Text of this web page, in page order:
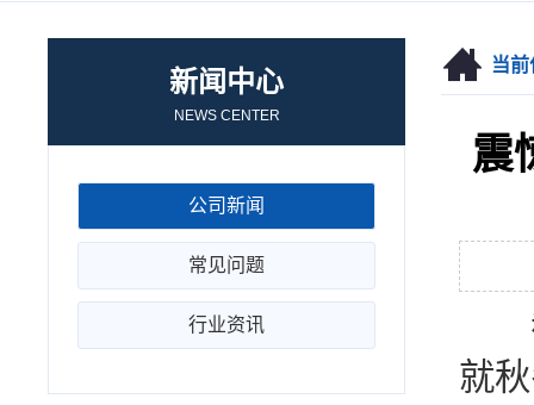
当
震
截
就
新闻中心
NEWS CENTER
公司新闻
常见问题
行业资讯